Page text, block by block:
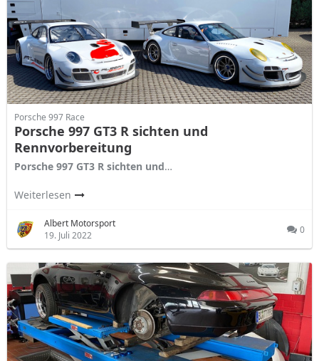
Porsche 997 Race
Porsche 997 GT3 R sichten und
Rennvorbereitung
Porsche 997 GT3 R sichten und…
Weiterlesen
Albert Motorsport
19. Juli 2022
0